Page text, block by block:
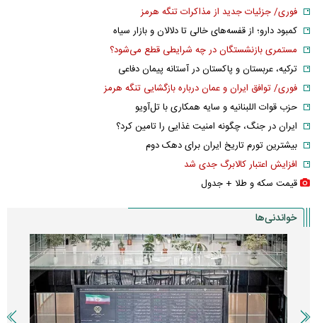
فوری/ جزئیات جدید از مذاکرات تنگه هرمز
کمبود دارو؛ از قفسه‌های خالی تا دلالان و بازار سیاه
مستمری بازنشستگان در چه شرایطی قطع می‌شود؟
ترکیه، عربستان و پاکستان در آستانه پیمان دفاعی
فوری/ توافق ایران و عمان درباره بازگشایی تنگه هرمز
حزب قوات اللبنانیه و سایه همکاری با تل‌آویو
ایران در جنگ، چگونه امنیت غذایی را تامین کرد؟
بیشترین تورم تاریخ ایران برای دهک دوم
افزایش اعتبار کالابرگ جدی شد
قیمت سکه و طلا + جدول
خواندنی‌ها